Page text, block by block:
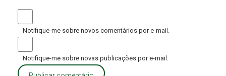
Notifique-me sobre novos comentários por e-mail.
Notifique-me sobre novas publicações por e-mail.